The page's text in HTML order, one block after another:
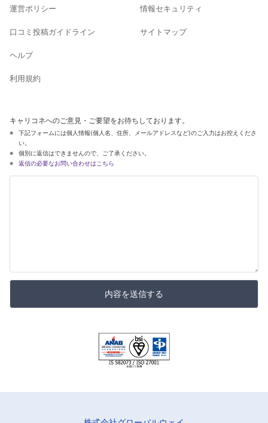
運営ポリシー
口コミ投稿ガイドライン
ヘルプ
利用規約
情報セキュリティ
サイトマップ
キャリコネへのご意見・ご要望をお待ちしております。
下記フォームには個人情報(個人名、住所、メールアドレスなど)のご入力はお控えくださ
い。
個別に返信はできませんので、ご了承ください。
返信の必要なお問い合わせはこちら
内容を送信する